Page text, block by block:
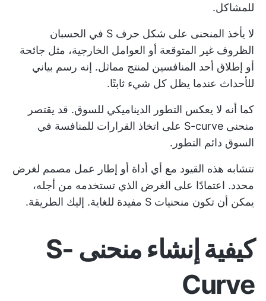
للمشاكل.
لا يأخذ المنحنى على شكل حرف S في الحسبان
الظروف غير المتوقعة أو العوامل الخارجية، مثل جائحة
أو إطلاق أحد المنافسين لمنتج مماثل. إنه رسم بياني
للأحداث عندما يظل كل شيء ثابتًا.
كما أنه لا يعكس التطور الديناميكي للسوق. قد يقتصر
منحنى S-curve على اتخاذ القرارات للمنافسة في
السوق دائم التطور.
تتشابه هذه القيود مع أي أداة أو إطار عمل مصمم لغرض
محدد. اعتمادًا على الغرض الذي تستخدمه من أجله،
يمكن أن تكون منحنيات S مفيدة للغاية. إليك الطريقة.
كيفية إنشاء منحنى S-
Curve